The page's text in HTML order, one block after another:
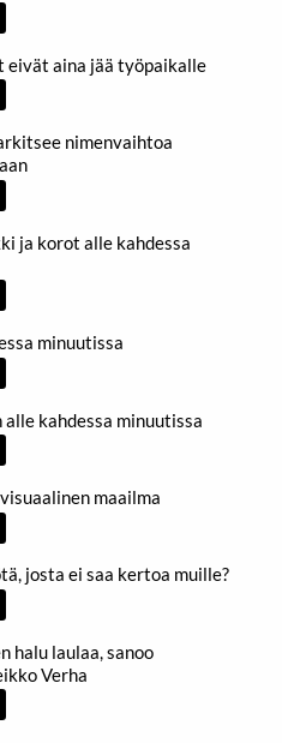
eivät aina jää työpaikalle
nimenvaihtoa
ja korot alle kahdessa
minuutissa
kahdessa minuutissa
maailma
josta ei saa kertoa muille?
halu laulaa, sanoo
Verha